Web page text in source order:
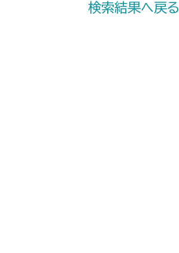
検索結果へ戻る